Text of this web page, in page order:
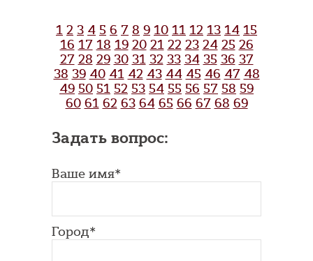
1 2 3 4 5 6 7 8 9 10 11 12 13 14 15
16 17 18 19 20 21 22 23 24 25 26
27 28 29 30 31 32 33 34 35 36 37
38 39 40 41 42 43 44 45 46 47 48
49 50 51 52 53 54 55 56 57 58 59
60 61 62 63 64 65 66 67 68 69
Задать вопрос:
Ваше имя*
Город*